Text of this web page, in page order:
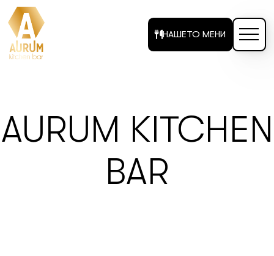
НАШЕТО МЕНИ
AURUM KITCHEN
BAR